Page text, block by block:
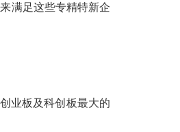
满足这些专精特新企
业板及科创板最大的